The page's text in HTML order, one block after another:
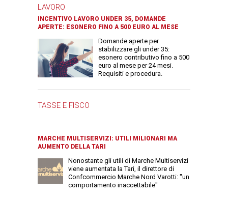
LAVORO
INCENTIVO LAVORO UNDER 35, DOMANDE
APERTE: ESONERO FINO A 500 EURO AL MESE
Domande aperte per
stabilizzare gli under 35:
esonero contributivo fino a 500
euro al mese per 24 mesi.
Requisiti e procedura.
TASSE E FISCO
MARCHE MULTISERVIZI: UTILI MILIONARI MA
AUMENTO DELLA TARI
Nonostante gli utili di Marche Multiservizi
viene aumentata la Tari, il direttore di
Confcommercio Marche Nord Varotti: "un
comportamento inaccettabile"